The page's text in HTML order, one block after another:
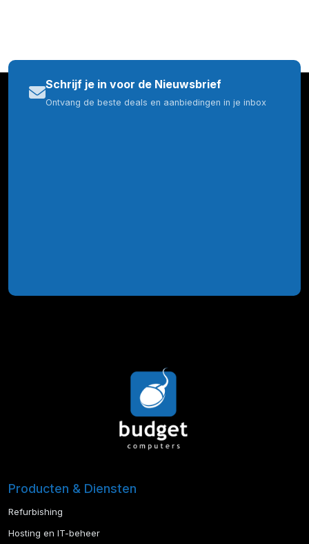
Schrijf je in voor de Nieuwsbrief
Ontvang de beste deals en aanbiedingen in je inbox
Producten & Diensten
Refurbishing
Hosting en IT-beheer